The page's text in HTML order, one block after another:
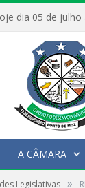
A CÂMARA
Legislativas »